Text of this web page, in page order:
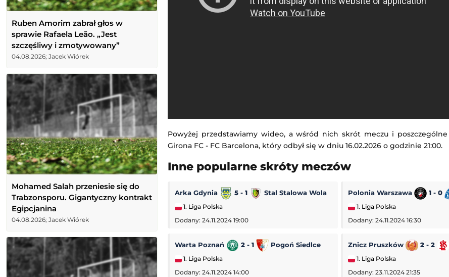
Ruben Amorim zabrał głos w
sprawie Rafaela Leão. „Jest
szczęśliwy i zmotywowany”
04.08.2026; Jacek Wiórek
Mohamed Salah przeniesie się do
Trabzonsporu. Gigantyczny kontrakt
Egipcjanina
04.08.2026; Jacek Wiórek
Powyżej przedstawiamy wideo, a wśród nich skrót meczu i
Girona FC - FC Barcelona, który odbył się w dniu 16.02.2026 o godzinie 21:00.
Inne popularne skróty meczów
Arka Gdynia 5 - 1 Stal Stalowa Wola
1. Liga Polska
Dodany: 24.11.2024 19:00
Polonia Warszawa 1 - 0
1. Liga Polska
Dodany: 24.11.2024 16:30
Warta Poznań 2 - 1 Pogoń Siedlce
1. Liga Polska
Dodany: 24.11.2024 14:00
Znicz Pruszków 2 - 2
1. Liga Polska
Dodany: 23.11.2024 21:35